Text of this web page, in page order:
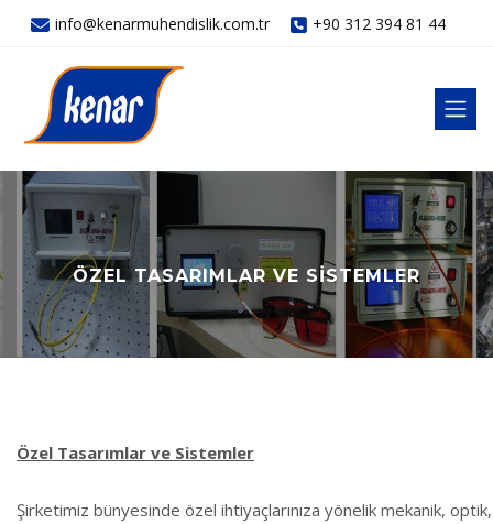
info@kenarmuhendislik.com.tr +90 312 394 81 44
ÖZEL TASARIMLAR VE SISTEMLER
Özel Tasarımlar ve Sistemler
Şirketimiz bünyesinde özel ihtiyaçlarınıza yönelik mekanik, optik,